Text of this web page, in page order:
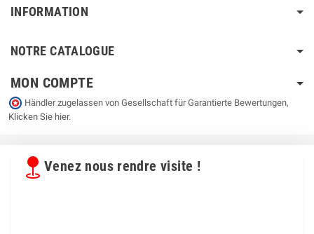
INFORMATION
NOTRE CATALOGUE
MON COMPTE
Händler zugelassen von Gesellschaft für Garantierte Bewertungen,
Klicken Sie hier.
Venez nous rendre visite !